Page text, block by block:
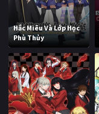
Hắc Miêu Và Lớp Học
Phù Thủy